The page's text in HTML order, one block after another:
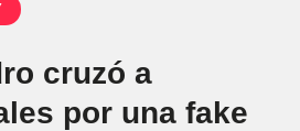
cruzó a
por una fake